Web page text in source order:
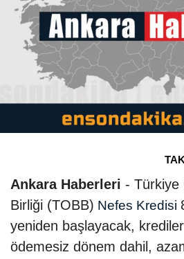
Ankara Haberleri - Türkiye
Birliği (TOBB) Nefes Kredisi
yeniden başlayacak,
ödemesiz dönem dahil,